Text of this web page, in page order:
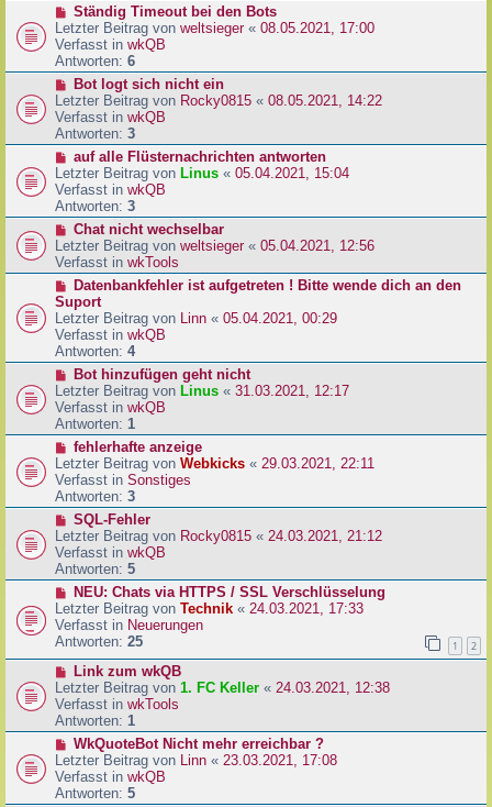
a
g
B
e
i
t
a
g
N
e
u
e
r
B
e
i
t
a
g
Ständig Timeout bei den Bots
Letzter Beitrag von weltsieger« 08.05.2021, 17:00
Verfasst in wkQB
Antworten: 6
N
e
u
e
r
B
e
i
t
a
g
Bot logt sich nicht ein
Letzter Beitrag von Rocky0815 « 08.05.2021, 14:22
Verfasst in wkQB
Antworten: 3
N
e
u
e
r
B
e
i
r
a
g
auf alle Flüsternachrichten antworten
Letzter Beitrag von Linus « 05.04.2021, 15:04
Verfasst in wkQB
Antworten: 3
N
e
u
e
B
e
i
t
a
g
Chat nicht wechselbar
Letzter Beitrag von weltsieger « 05.04.2021, 12:56
Verfasst in wkTools
N
e
u
e
r
B
e
i
t
r
a
g
Datenbankfehler ist aufgetreten ! Bitte wende dich an den
Suport
Letzter Beitrag von Linn « 05.04.2021, 00:29
Verfasst in wkQB
Antworten: 4
N
e
u
e
r
B
e
i
t
a
g
Bot hinzufügen geht nicht
Letzter Beitrag von Linus « 31.03.2021, 12:17
Verfasst in wkQB
Antworten: 1
N
e
u
e
r
B
e
i
t
a
g
fehlerhafte anzeige
Letzter Beitrag von Webkicks « 29.03.2021, 22:11
Verfasst in Sonstiges
Antworten: 3
N
e
u
e
r
B
e
i
t
a
g
SQL-Fehler
Letzter Beitrag von Rocky0815 « 24.03.2021, 21:12
Verfasst in wkQB
Antworten: 5
N
e
u
e
r
B
e
i
t
a
g
NEU: Chats via HTTPS / SSL Verschlüsselung
Letzter Beitrag von Technik « 24.03.2021, 17:33
Verfasst in Neuerungen
Antworten: 25 1 2
N
e
u
e
r
B
e
i
t
Link zum wkQB
Letzter Beitrag von 1. FC Keller « 24.03.2021, 12:38
Verfasst in wkTools
Antworten: 1
N
e
u
e
WkQuoteBot Nicht mehr erreichbar ?
Letzter Beitrag von Linn « 23.03.2021, 17:08
Verfasst in wkQB
Antworten: 5